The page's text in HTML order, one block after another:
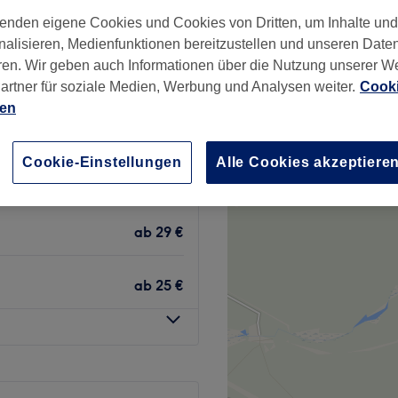
& Stretching
6 Bewertungen
Platz, Berlin
ab 25 €
ab 29 €
ab 25 €
+
−
eigene Cookies und Cookies von Dritten, um Inhalte
Medienfunktionen bereitzustellen und unseren
Wir geben auch Informationen über die Nutzung unserer
für soziale Medien, Werbung und Analysen weiter.
Cookie-Einstellungen Alle Cookies akzeptieren